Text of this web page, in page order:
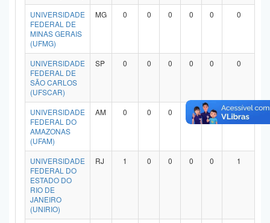
UNIVERSIDADE
FEDERAL DE
MINAS GERAIS
(UFMG)
MG 0 0 0 0 0 0
UNIVERSIDADE
FEDERAL DE
SÃO CARLOS
(UFSCAR)
SP 0 0 0 0 0 0
UNIVERSIDADE
FEDERAL DO
AMAZONAS
(UFAM)
AM 0 0 0 0 0 0
UNIVERSIDADE
FEDERAL DO
ESTADO DO
RIO DE
JANEIRO
(UNIRIO)
RJ 1 0 0 0 0 1